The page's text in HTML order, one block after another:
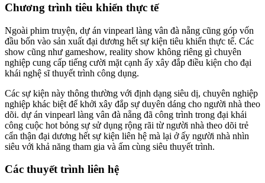
Chương trình tiêu khiển thực tế
Ngoài phim truyện, dự án vinpearl làng vân đà nẵng cũng góp vốn
đầu bốn vào sản xuất đại dương hết sự kiện tiêu khiển thực tế. Các
show cũng như gameshow, reality show không riêng gì chuyên
nghiệp cung cấp tiếng cười mặt cạnh ấy xây đắp điều kiện cho đại
khái nghệ sĩ thuyết trình công dụng.
Các sự kiện này thông thường với định dạng siêu dị, chuyên nghiệp
nghiệp khác biệt để khởi xây đắp sự duyên dáng cho người nhà theo
dõi. dự án vinpearl làng vân đà nẵng đã công trình trong đại khái
công cuộc hot bỏng sự sử dụng rộng rãi từ người nhà theo dõi trẻ
cẩn thận đại dương hết sự kiện liên hệ mà lại ở ấy người nhà nhìn
siêu với khả năng tham gia và ấm cùng siêu thuyết trình.
Các thuyết trình liên hệ